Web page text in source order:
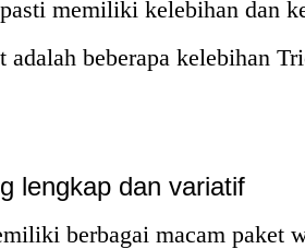
memiliki kelebihan dan
beberapa kelebihan
lengkap dan variatif
berbagai macam paket